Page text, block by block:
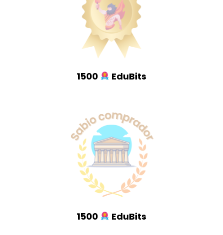
1500 EduBits
1500 EduBits